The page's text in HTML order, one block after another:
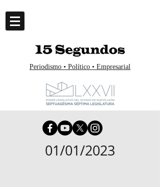
Periodismo • Político • Empresarial
01/01/2023